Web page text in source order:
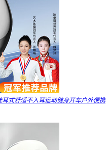
式舒适不入耳运动健身开车户外便携